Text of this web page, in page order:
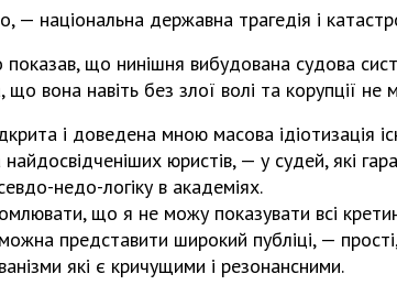
— національна державна трагедія і
що нинішня вибудована судова
що вона навіть без злої волі та корупції
і доведена мною масова ідіотизація
юристів, — у судей, які
недо-логіку в академіях.
що я не можу показувати всі
можна представити широкий публіці, —
які є кричущими і резонансними.